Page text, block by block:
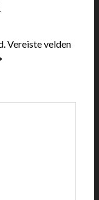
Vereiste velden